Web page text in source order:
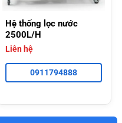
Hệ thống lọc nước
2500L/H
Liên hệ
0911794888